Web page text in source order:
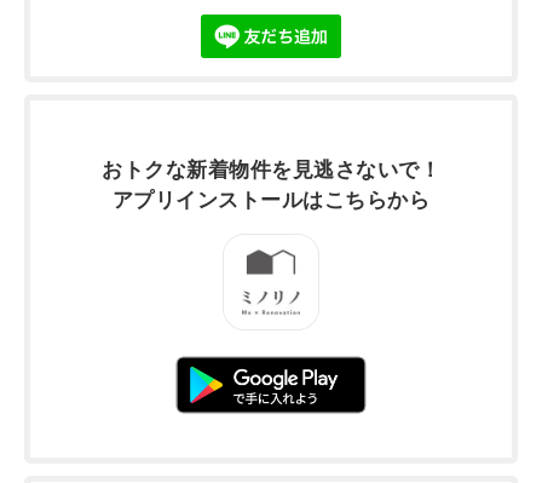
おトクな新着物件を 見逃さないで！
アプリインストールはこちらから